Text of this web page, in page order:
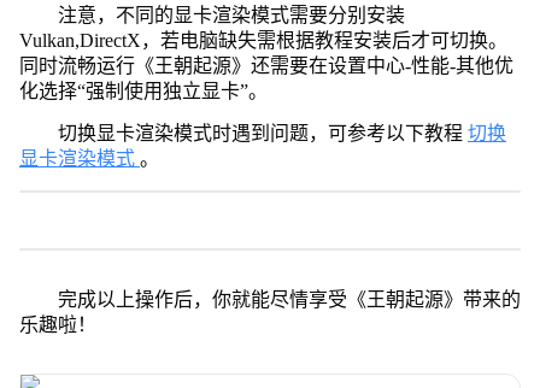
注意，不同的显卡渲染模式需要分别安装
Vulkan,DirectX，若电脑缺失需根据教程安装后才可切换。
同时流畅运行《王朝起源》还需要在设置中心-性能-其他优
化选择“强制使用独立显卡”。
切换显卡渲染模式时遇到问题，可参考以下教程 切换
显卡渲染模式 。
完成以上操作后，你就能尽情享受《王朝起源》带来的
乐趣啦！